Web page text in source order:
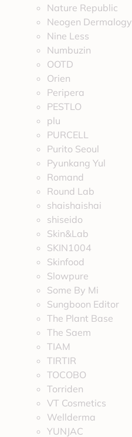
Nature Republic
Neogen Dermalogy
Nine Less
Numbuzin
OOTD
Orien
Peripera
PESTLO
plu
PURCELL
Purito Seoul
Pyunkang Yul
Romand
Round Lab
shaishaishai
shiseido
Skin&Lab
SKIN1004
Skinfood
Slowpure
Some By Mi
Sungboon Editor
The Plant Base
The Saem
TIAM
TIRTIR
TOCOBO
Torriden
VT Cosmetics
Wellderma
YUNJAC